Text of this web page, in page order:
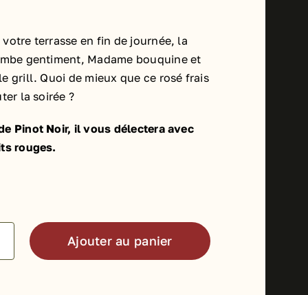
terrasse en fin de journée, la
gentiment, Madame bouquine et
grill. Quoi de mieux que ce rosé frais
la soirée ?
Pinot Noir, il vous délectera avec
rouges.
Ajouter au panier